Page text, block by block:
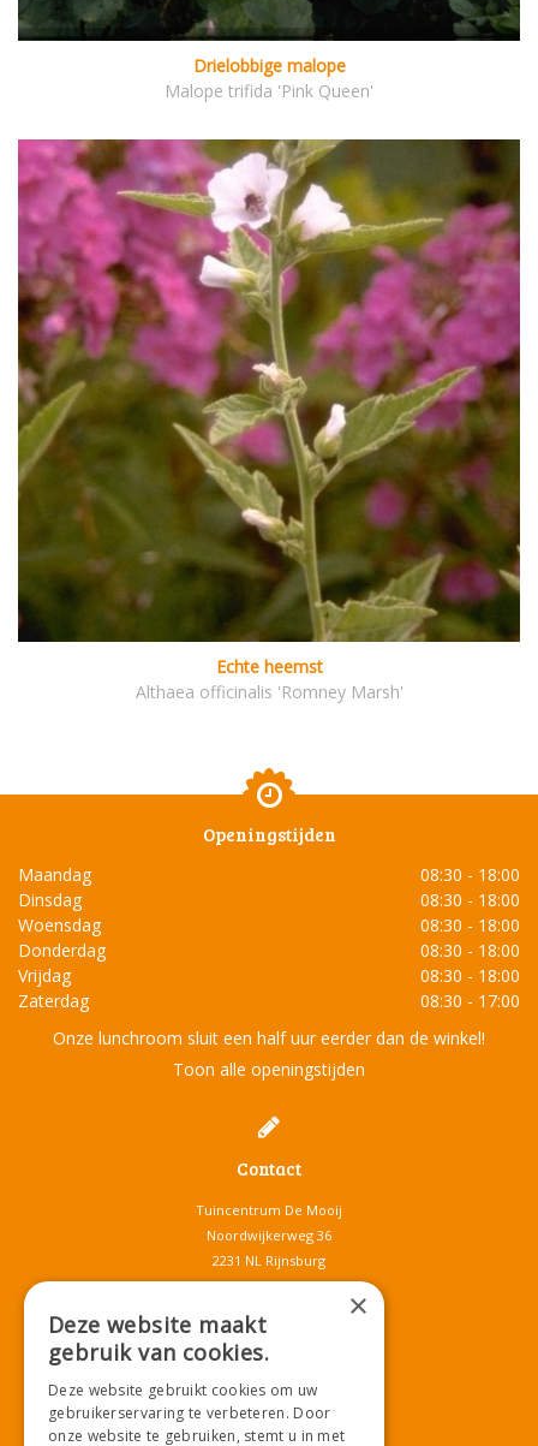
Drielobbige malope
Malope trifida 'Pink Queen'
Echte heemst
Althaea officinalis 'Romney Marsh'
Openingstijden
Maandag
08:30 - 18:00
Dinsdag
08:30 - 18:00
Woensdag
08:30 - 18:00
Donderdag
08:30 - 18:00
Vrijdag
08:30 - 18:00
Zaterdag
08:30 - 17:00
Onze lunchroom sluit een half uur eerder dan de winkel!
Toon alle openingstijden
Contact
Tuincentrum De Mooij
Noordwijkerweg 36
2231 NL Rijnsburg
T.071-4080959
info@tuincentrumdemooij.nl
Download onze App!
×
Deze website maakt
gebruik van cookies.
Deze website gebruikt cookies om uw
gebruikerservaring te verbeteren. Door
onze website te gebruiken, stemt u in met